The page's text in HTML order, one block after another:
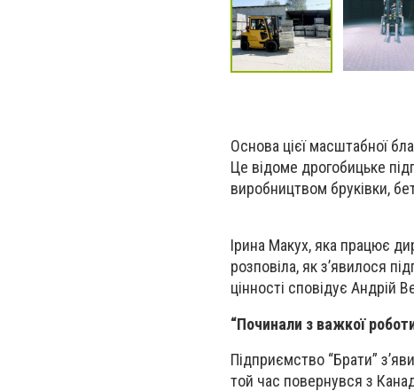
Основа цієї масштабної
Це відоме дрогобицьке
виробництвом бруківки,
Ірина Макух, яка працює
розповіла, як з’явилося
цінності сповідує Андрій
“Починали з важкої
Підприємство “Брати”
той час повернувся з